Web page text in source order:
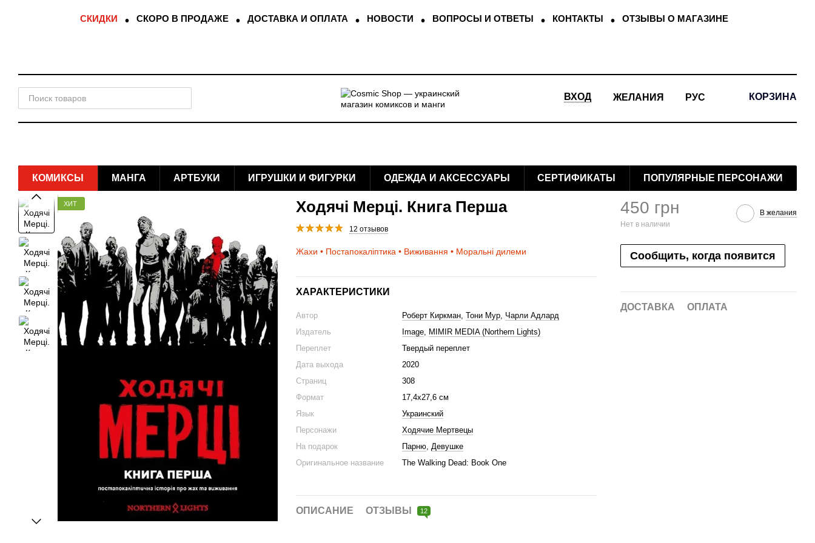
СКИДКИ СКОРО В ПРОДАЖЕ ДОСТАВКА И ОПЛАТА НОВОСТИ ВОПРОСЫ И ОТВЕТЫ КОНТАКТЫ ОТЗЫВЫ О МАГАЗИНЕ
ВХОД ЖЕЛАНИЯ РУС КОРЗИНА
КОМИКСЫ МАНГА АРТБУКИ ИГРУШКИ И ФИГУРКИ ОДЕЖДА И АКСЕССУАРЫ СЕРТИФИКАТЫ ПОПУЛЯРНЫЕ ПЕРСОНАЖИ
ХИТ Ходячі Мерці. Книга Перша
12 отзывов
Жахи • Постапокаліптика • Виживання • Моральні дилеми
ХАРАКТЕРИСТИКИ
Автор Роберт Киркман, Тони Мур, Чарли Адлард
Издатель
Image, MIMIR MEDIA (Northern Lights)
Переплет
Твердый переплет
Дата выхода
2020
Страниц
308
Формат
17,4х27,6 см
Язык
Украинский
Персонажи
Ходячие Мертвецы
На подарок
Парню, Девушке
Оригинальное название
The Walking Dead: Book One
ОПИСАНИЕ ОТЗЫВЫ 12
450 грн
Нет в наличии
В желания
Сообщить, когда появится
ДОСТАВКА ОПЛАТА